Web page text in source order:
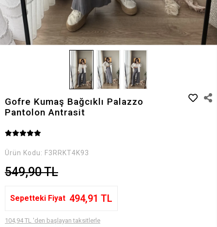
Gofre Kumaş Bağcıklı Palazzo
Pantolon Antrasit
Ürün Kodu: F3RRKT4K93
549,90 TL
Sepetteki Fiyat 494,91 TL
104,94 TL 'den başlayan taksitlerle